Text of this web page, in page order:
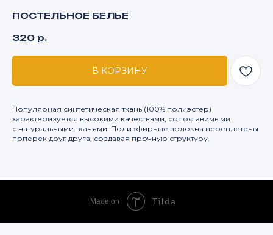
ПОСТЕЛЬНОЕ БЕЛЬЕ
320 р.
В КОРЗИНУ
Популярная синтетическая ткань (100% полиэстер)
характеризуется высокими качествами, сопоставимыми
с натуральными тканями. Полиэфирные волокна переплетены
поперек друг друга, создавая прочную структуру.
Made on Tilda